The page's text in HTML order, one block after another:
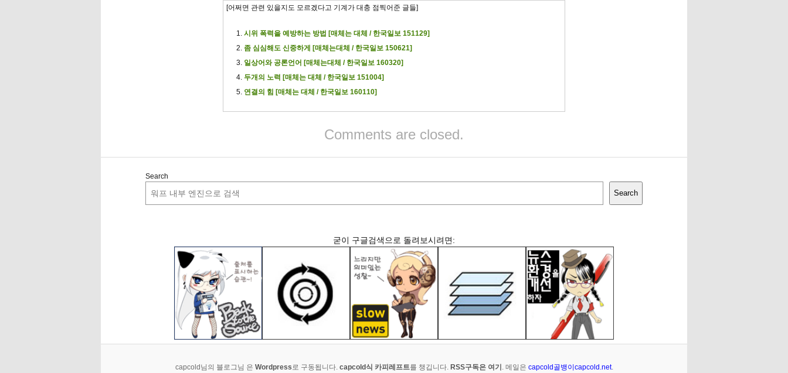
[어쩌면 관련 있을지도 모르겠다고 기계가 대충 점찍어준 글들]
시위 폭력을 예방하는 방법 [매체는 대체 / 한국일보 151129]
좀 심심해도 신중하게 [매체는대체 / 한국일보 150621]
일상어와 공론언어 [매체는대체 / 한국일보 160320]
두개의 노력 [매체는 대체 / 한국일보 151004]
연결의 힘 [매체는 대체 / 한국일보 160110]
Comments are closed.
Search
Search
굳이 구글검색으로 돌려보시려면:
capcold님의 블로그님 은 Wordpress로 구동됩니다. capcold식 카피레프트를 챙깁니다. RSS구독은 여기 . 메일은 capcold골뱅이capcold.net.